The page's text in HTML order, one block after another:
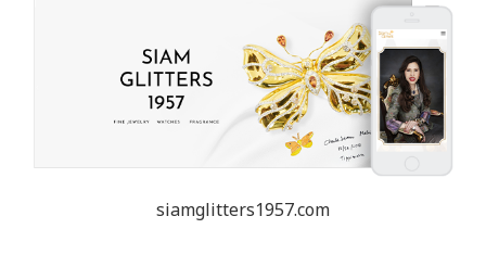
siamglitters1957.com